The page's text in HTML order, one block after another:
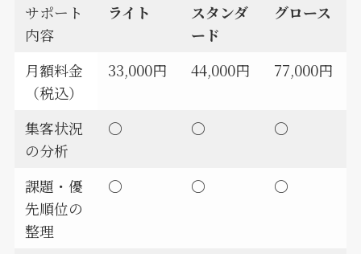
サポート
内容
ライト
スタンダ
ード
グロース
月額料金
（税込）
33,000円 44,000円 77,000円
集客状況
の分析
〇 〇 〇
課題・優
先順位の
整理
〇 〇 〇